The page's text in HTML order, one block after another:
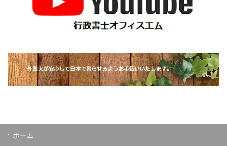
ホーム